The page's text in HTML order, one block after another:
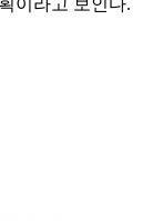
이라고 보인다.